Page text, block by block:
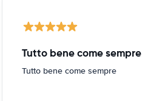
Tutto bene come sempre
Tutto bene come sempre